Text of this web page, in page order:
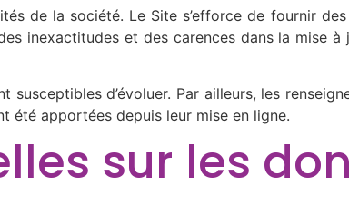
de la société. Le Site s’efforce de fournir
inexactitudes et des carences dans la mise à
d’évoluer. Par ailleurs, les
été apportées depuis leur mise en ligne.
sur les